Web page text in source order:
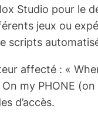
Studio pour le
jeux ou
scripts
affecté : «
my PHONE
d’accès.